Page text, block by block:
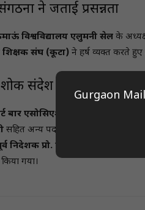
ने जताई प्रसन्नता
विश्वविद्यालय एलुमनी सेल के अध्यक्ष
शिक्षक संघ (कूटा) ने हर्ष व्यक्त करते
संदेश
बार एसोसिएशन
सहित अन्य पदाधिकारियों को भी बधाई दी।
निदेशक प्रो. एच.डी. बिष्ट
गया।
Gurgaon Mail